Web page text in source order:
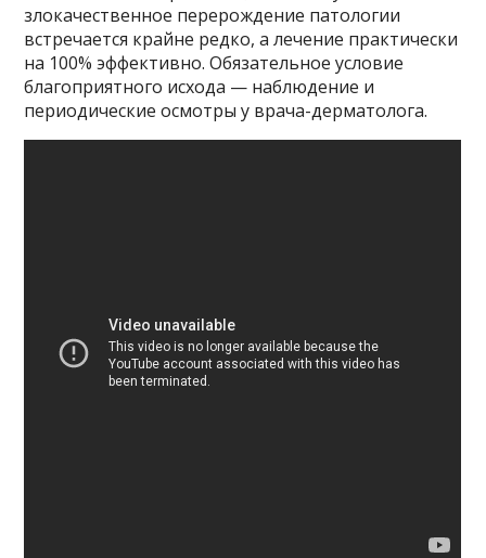
злокачественное перерождение патологии
встречается крайне редко, а лечение практически
на 100% эффективно. Обязательное условие
благоприятного исхода — наблюдение и
периодические осмотры у врача-дерматолога.